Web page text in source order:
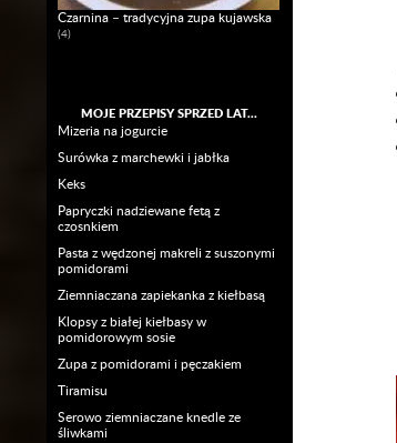
Czarnina – tradycyjna zupa kujawska
(4)
MOJE PRZEPISY SPRZED LAT…
Mizeria na jogurcie
Surówka z marchewki i jabłka
Keks
Papryczki nadziewane fetą z
czosnkiem
Pasta z wędzonej makreli z suszonymi
pomidorami
Ziemniaczana zapiekanka z kiełbasą
Klopsy z białej kiełbasy w
pomidorowym sosie
Zupa z pomidorami i pęczakiem
Tiramisu
Serowo ziemniaczane knedle ze
śliwkami